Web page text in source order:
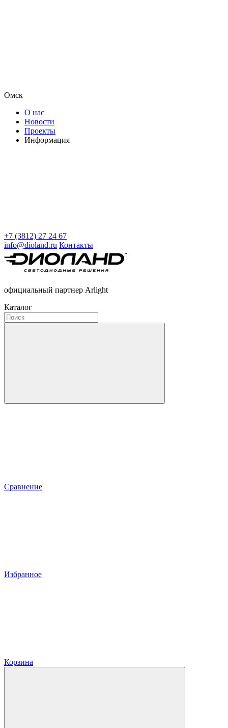
Омск
О нас
Новости
Проекты
Информация
+7 (3812) 27 24 67
info@dioland.ru Контакты
официальный партнер Arlight
Каталог
Сравнение
Избранное
Корзина